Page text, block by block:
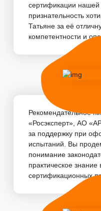
сертификации
признательность
Татьяне за её
компетентности и
Рекомендательное
«Росэксперт», АО
за поддержку при
испытаний. Вы
понимание
практическое знание
сертификационных